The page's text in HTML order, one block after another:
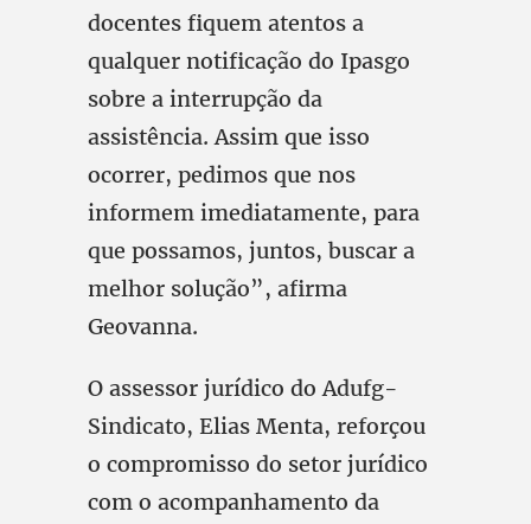
docentes fiquem atentos a
qualquer notificação do Ipasgo
sobre a interrupção da
assistência. Assim que isso
ocorrer, pedimos que nos
informem imediatamente, para
que possamos, juntos, buscar a
melhor solução”, afirma
Geovanna.
O assessor jurídico do Adufg-
Sindicato, Elias Menta, reforçou
o compromisso do setor jurídico
com o acompanhamento da